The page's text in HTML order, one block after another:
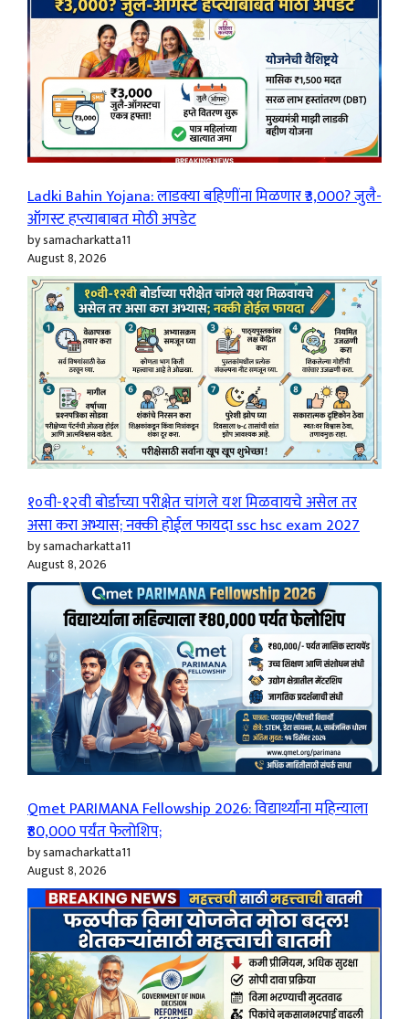
Ladki Bahin Yojana: लाडक्या बहिणींना मिळणार ₹3,000? जुलै-
ऑगस्ट हप्त्याबाबत मोठी अपडेट
by samacharkatta11
August 8, 2026
१०वी-१२वी बोर्डाच्या परीक्षेत चांगले यश मिळवायचे असेल तर
असा करा अभ्यास; नक्की होईल फायदा ssc hsc exam 2027
by samacharkatta11
August 8, 2026
Qmet PARIMANA Fellowship 2026: विद्यार्थ्यांना महिन्याला
₹80,000 पर्यंत फेलोशिप;
by samacharkatta11
August 8, 2026